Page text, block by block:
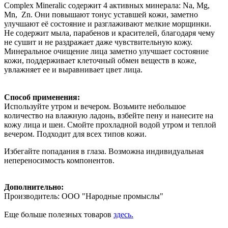
Complex Mineralic содержит 4 активных минерала: Na, Mg,
Mn, Zn. Они повышают тонус уставшей кожи, заметно
улучшают её состояние и разглаживают мелкие морщинки.
Не содержит мыла, парабенов и красителей, благодаря чему
не сушит и не раздражает даже чувствительную кожу.
Минеральное очищение лица заметно улучшает состояние
кожи, поддерживает клеточный обмен веществ в коже,
увлажняет ее и выравнивает цвет лица.
Способ применения:
Используйте утром и вечером. Возьмите небольшое
количество на влажную ладонь, взбейте пену и нанесите на
кожу лица и шеи. Смойте прохладной водой утром и теплой
вечером. Подходит для всех типов кожи.
Избегайте попадания в глаза. Возможна индивидуальная
непереносимость компонентов.
Дополнительно:
Производитель: ООО "Народные промыслы"
Еще больше полезных товаров здесь.